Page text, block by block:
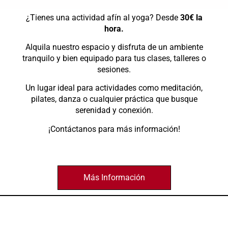
¿Tienes una actividad afín al yoga? Desde 30€ la
hora.
Alquila nuestro espacio y disfruta de un ambiente
tranquilo y bien equipado para tus clases, talleres o
sesiones.
Un lugar ideal para actividades como meditación,
pilates, danza o cualquier práctica que busque
serenidad y conexión.
¡Contáctanos para más información!
Más Información